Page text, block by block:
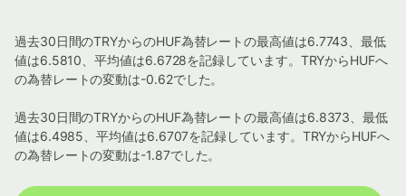
過去30日間のTRYからのHUF為替レートの最高値は6.7743、最低
値は6.5810、平均値は6.6728を記録しています。TRYからHUFへ
の為替レートの変動は-0.62でした。
過去30日間のTRYからのHUF為替レートの最高値は6.8373、最低
値は6.4985、平均値は6.6707を記録しています。TRYからHUFへ
の為替レートの変動は-1.87でした。